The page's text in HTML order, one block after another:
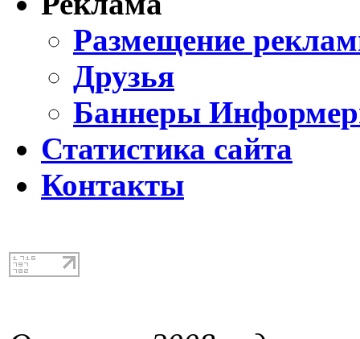
Размещение
Друзья
Баннеры
Статистика сайта
Контакты